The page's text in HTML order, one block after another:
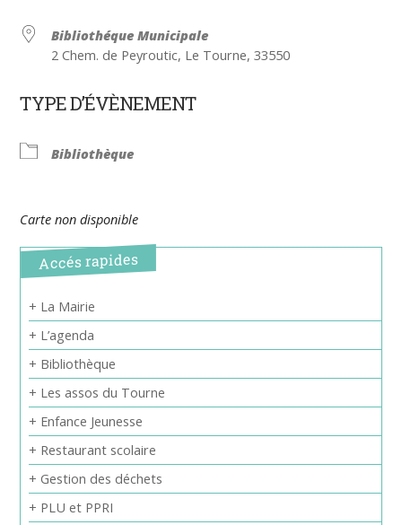
Bibliothéque Municipale
2 Chem. de Peyroutic, Le Tourne, 33550
TYPE D’ÉVÈNEMENT
Bibliothèque
Carte non disponible
Accés rapides
+ La Mairie
+ L’agenda
+ Bibliothèque
+ Les assos du Tourne
+ Enfance Jeunesse
+ Restaurant scolaire
+ Gestion des déchets
+ PLU et PPRI